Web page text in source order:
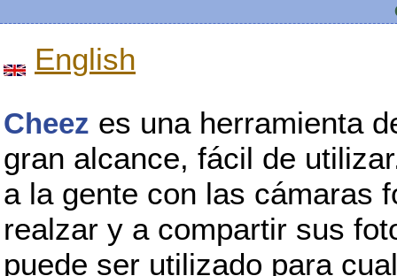
English
Cheez es una herramienta
gran alcance, fácil de
a la gente con las cámaras
realzar y a compartir sus
puede ser utilizado para